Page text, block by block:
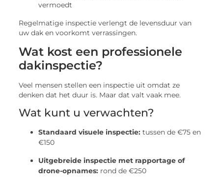
vermoedt
Regelmatige inspectie verlengt de levensduur van
uw dak en voorkomt verrassingen.
Wat kost een professionele
dakinspectie?
Veel mensen stellen een inspectie uit omdat ze
denken dat het duur is. Maar dat valt vaak mee.
Wat kunt u verwachten?
Standaard visuele inspectie: tussen de €75 en
€150
Uitgebreide inspectie met rapportage of
drone-opnames: rond de €250